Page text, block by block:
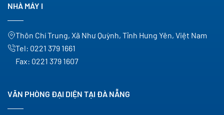
NHÀ MÁY I
Thôn Chí Trung, Xã Như Quỳnh, Tỉnh Hưng Yên, Việt Nam
Tel: 0221 379 1661
Fax: 0221 379 1607
VĂN PHÒNG ĐẠI DIỆN TẠI ĐÀ NẴNG